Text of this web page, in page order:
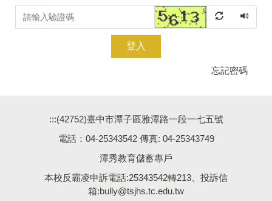
登入
忘記密碼
:::(42752)臺中市潭子區雅潭路一段一七五號
電話：04-25343542 傳真: 04-25343749
潭秀教育儲蓄專戶
本校反霸凌申訴電話:25343542轉213、投訴信
箱:bully@tsjhs.tc.edu.tw